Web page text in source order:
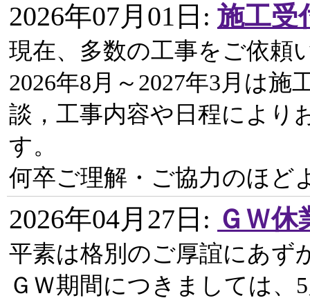
2026年07月01日 : 施工受
現在、多数の工事をご依頼
2026年8月～2027年3月は
談，工事内容や日程により
す。
何卒ご理解・ご協力のほど
2026年04月27日 : ＧＷ
平素は格別のご厚誼にあず
ＧＷ期間につきましては、